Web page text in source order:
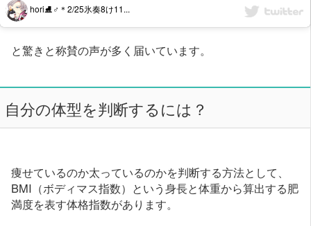
hori⛸♂＊2/25氷奏8け11...
と驚きと称賛の声が多く届いています。
自分の体型を判断するには？
痩せているのか太っているのかを判断する方法として、
BMI（ボディマス指数）という身長と体重から算出する肥
満度を表す体格指数があります。